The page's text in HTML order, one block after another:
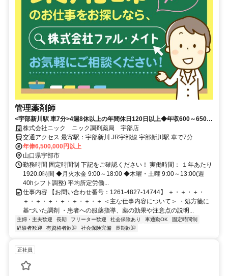
管理薬剤師
<宇部新川駅 車7分>4週8休以上の年間休日120日以上◆年収600～650万
円 株式会社ニック ニック調剤薬局 宇部店
交通アクセス 最寄駅：宇部新川 JR宇部線 宇部新川駅 車で7分
年俸6,500,000円以上
山口県宇部市
勤務時間 固定時間制 下記をご確認ください！ 実働時間： １年あたり
1920.0時間 ◆月火水金 9:00～18:00 ◆木曜・土曜 9:00～13:00(週
40hシフト調整) 平均所定労働...
仕事内容 【お問い合わせ番号：1261-4827-14744】 ＋・＋・＋・
＋・＋・＋・＋・＋・＋・＋ ＜主な仕事内容について＞ ・処方箋に
基づいた調剤 ・患者への服薬指導、薬の効果や注意点の説明...
主婦・主夫歓迎 長期 フリーター歓迎 社会保険あり 車通勤OK
固定時間制
経験者歓迎
有資格者歓迎 社会保険完備 長期歓迎
正社員